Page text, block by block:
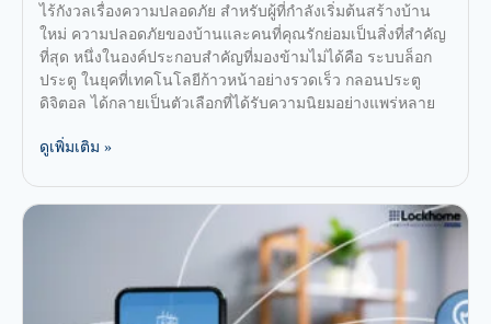
ไร้กังวลเรื่องความปลอดภัย สำหรับผู้ที่กำลังเริ่มต้นสร้างบ้าน
ใหม่ ความปลอดภัยของบ้านและคนที่คุณรักย่อมเป็นสิ่งที่สำคัญ
ที่สุด หนึ่งในองค์ประกอบสำคัญที่มองข้ามไม่ได้คือ ระบบล็อก
ประตู ในยุคที่เทคโนโลยีก้าวหน้าอย่างรวดเร็ว กลอนประตู
ดิจิตอล ได้กลายเป็นตัวเลือกที่ได้รับความนิยมอย่างแพร่หลาย
ดูเพิ่มเติม »